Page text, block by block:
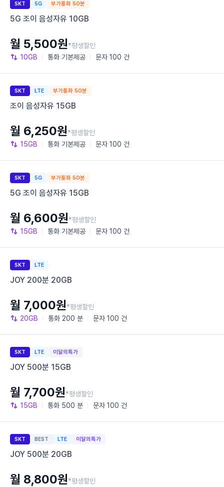
SKT 5G 부가통화 50분
5G 조이 음성자유 10GB
10GB 통화 기본제공 문자 100 건
월 5,500원*평생할인
SKT LTE 부가통화 50분
조이 음성자유 15GB
15GB 통화 기본제공 문자 100 건
월 6,250원*평생할인
SKT 5G 부가통화 50분
5G 조이 음성자유 15GB
15GB 통화 기본제공 문자 100 건
월 6,600원*평생할인
SKT LTE
JOY 200분 20GB
20GB 통화 200 분 문자 100 건
월 7,000원*평생할인
SKT LTE 이달의특가
JOY 500분 15GB
15GB 통화 500 분 문자 100 건
월 7,700원*평생할인
SKT BEST LTE 이달의특가
JOY 500분 20GB
월 8,800원*평생할인